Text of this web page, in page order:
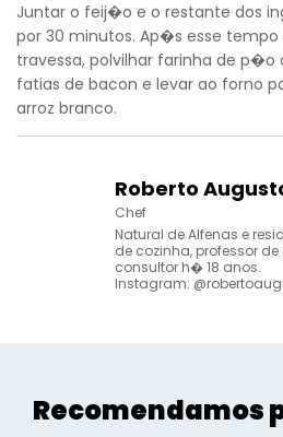
Juntar o feij�o e o restante dos
por 30 minutos. Ap�s esse
travessa, polvilhar farinha de
fatias de bacon e levar ao forno
arroz branco.
Roberto
Chef
Natural de Alfenas e
de cozinha, professor
consultor h� 18 anos.
Instagram:
Recomendamos
Gourmet - Roberto Augusto